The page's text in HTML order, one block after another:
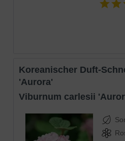
Koreanischer Duft-Schneeball
'Aurora'
Viburnum carlesii